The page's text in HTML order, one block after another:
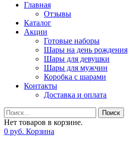
Главная
Отзывы
Каталог
Акции
Готовые наборы
Шары на день рождения
Шары для девушки
Шары для мужчин
Коробка с шарами
Контакты
Доставка и оплата
Поиск
Нет товаров в корзине.
0 руб. Корзина